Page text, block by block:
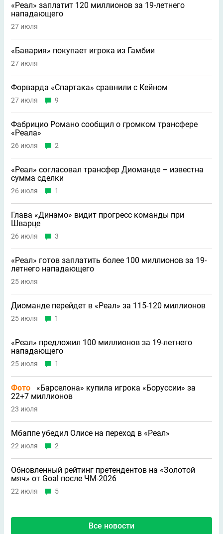
«Реал» заплатит 120 миллионов за 19-летнего
нападающего
27 июля
«Бавария» покупает игрока из Гамбии
27 июля
Форварда «Спартака» сравнили с Кейном
27 июля 9
Фабрицио Романо сообщил о громком трансфере
«Реала»
26 июля 2
«Реал» согласовал трансфер Диоманде – известна
сумма сделки
26 июля 1
Глава «Динамо» видит прогресс команды при
Шварце
26 июля 3
«Реал» готов заплатить более 100 миллионов за 19-
летнего нападающего
25 июля
Диоманде перейдет в «Реал» за 115-120 миллионов
25 июля 1
«Реал» предложил 100 миллионов за 19-летнего
нападающего
25 июля 1
Фото
«Барселона» купила игрока «Боруссии» за
22+7 миллионов
23 июля
Мбаппе убедил Олисе на переход в «Реал»
22 июля 2
Обновленный рейтинг претендентов на «Золотой
мяч» от Goal после ЧМ-2026
22 июля 5
Все новости